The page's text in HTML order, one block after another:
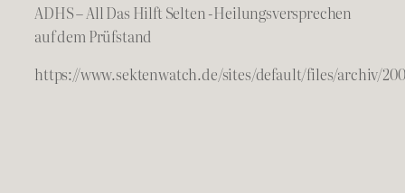
ADHS – All Das Hilft Selten -Heilungsversprechen
auf dem Prüfstand
https://www.sektenwatch.de/sites/default/files/archiv/